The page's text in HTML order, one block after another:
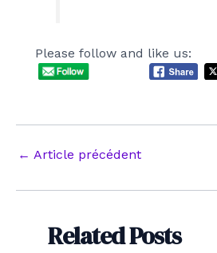
Please follow and like us:
Navigation
articles
← Article précédent
Related Posts